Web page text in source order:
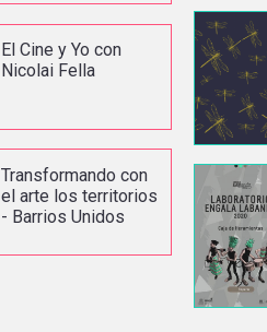
El Cine y Yo con
Nicolai Fella
Transformando con
el arte los territorios
- Barrios Unidos